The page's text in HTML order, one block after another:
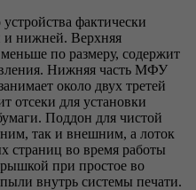
фактически
и нижней. Верхняя
по размеру, содержит
Нижняя часть МФУ
около двух третей
отсеки для установки
Поддон для чистой
так и внешним, а лоток
страниц во время работы
при простое во
внутрь системы печати.